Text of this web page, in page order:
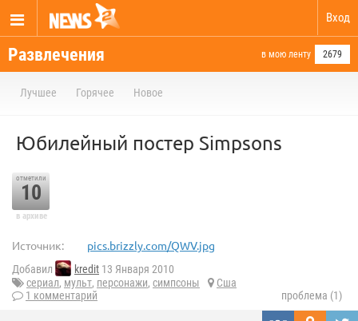
Вход
Развлечения в мою ленту 2679
Лучшее Горячее Новое
Юбилейный постер Simpsons
отметили
10
в архиве
Источник: pics.brizzly.com/QWV.jpg
Добавил kredit 13 Января 2010
сериал, мульт, персонажи, симпсоны
Сша
1 комментарий
проблема (1)